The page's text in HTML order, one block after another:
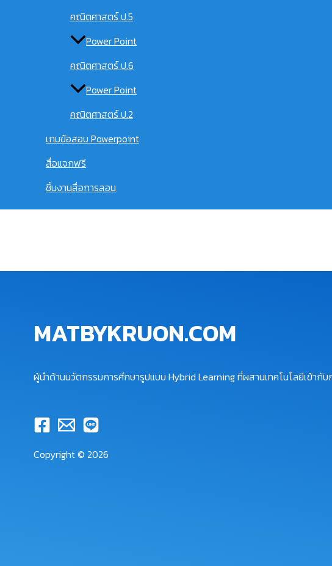
คณิตศาสตร์ ป.5
Power Point
คณิตศาสตร์ ป.6
Power Point
คณิตศาสตร์ ป.2
เกมข้อสอบ Powerpoint
สื่อแจกฟรี
ชิ้นงานสื่อการสอน
MATBYKRUON.COM
ผู้นำด้านนวัตกรรมการศึกษารูปแบบ Hybrid Learning ที่ผสานเทคโนโลยีเข้า
Copyright © 2026